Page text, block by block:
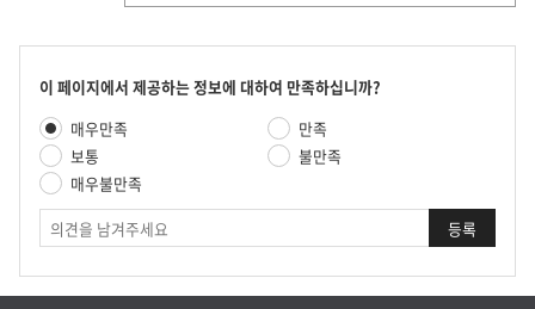
콘
츠
만
족
도
조
사
이 페이지에서 제공하는 정보에 대하여 만족하십니까?
만
족
도
평
가
매우만족
만족
보통
불만족
매우불만족
견